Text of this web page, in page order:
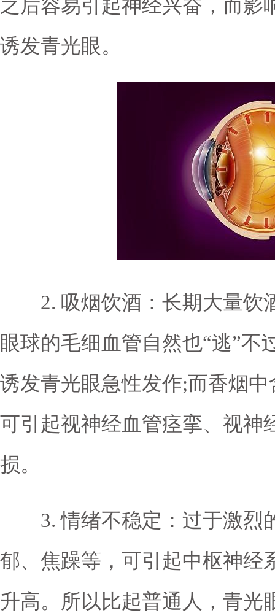
之后容易引起神经兴奋，而影
诱发青光眼。
2. 吸烟饮酒：长期大量饮
眼球的毛细血管自然也“逃”不
诱发青光眼急性发作;而香烟
可引起视神经血管痉挛、视神
损。
3. 情绪不稳定：过于激烈
郁、焦躁等，可引起中枢神经
升高。所以比起普通人，青光